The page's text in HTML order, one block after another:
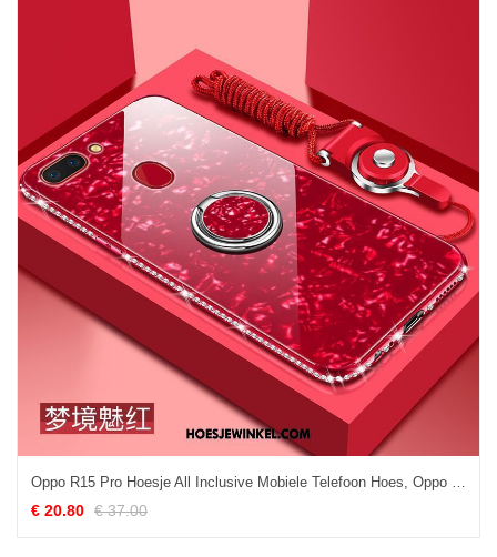
Oppo R15 Pro Hoesje All Inclusive Mobiele Telefoon Hoes, Oppo R15 Pro Hoesje Bescherming Glas
€ 20.80 € 37.00